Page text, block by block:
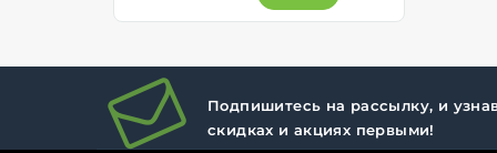
Подпишитесь на рассылку, и
скидках и акциях первыми!